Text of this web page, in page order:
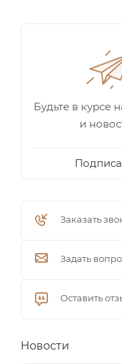
Будьте в курсе
и
Заказать
Задать
Оставить
Новости